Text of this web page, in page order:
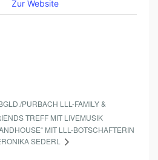
Zur Website
PURBACH LLL-FAMILY &
TREFF MIT LIVEMUSIK
MIT LLL-BOTSCHAFTERIN
SEDERL